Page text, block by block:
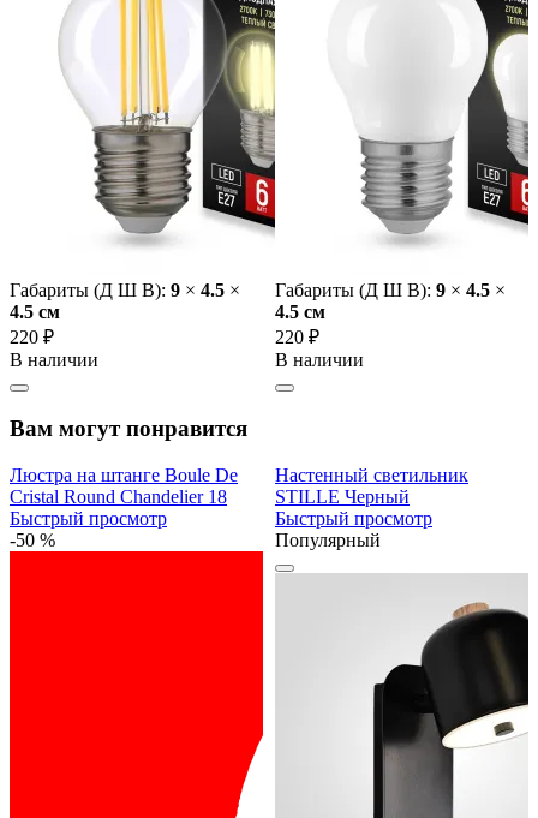
Габариты (Д Ш В): 9 × 4.5 ×
4.5 cм
220 ₽
В наличии
Габариты (Д Ш В): 9 × 4.5 ×
4.5 cм
220 ₽
В наличии
Вам могут понравится
Люстра на штанге Boule De
Cristal Round Chandelier 18
Быстрый просмотр
-50 %
Настенный светильник
STILLE Черный
Быстрый просмотр
Популярный